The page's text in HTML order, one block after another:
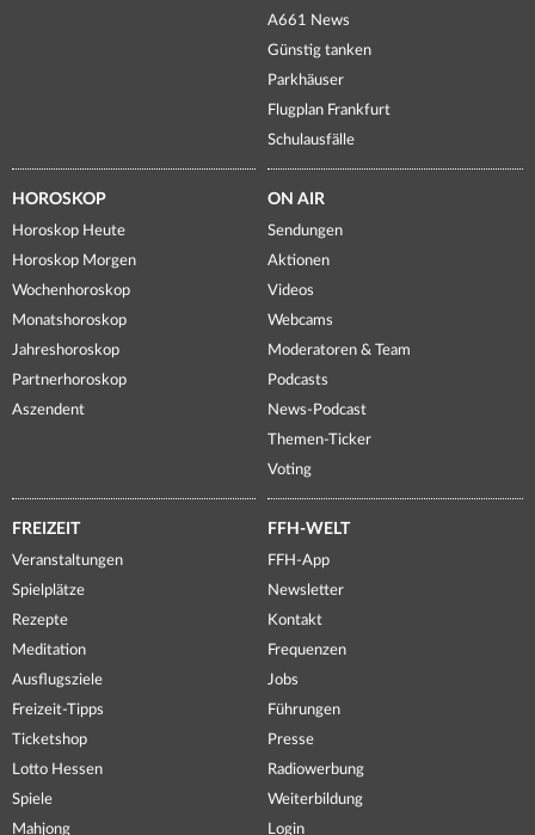
A661 News
Günstig tanken
Parkhäuser
Flugplan Frankfurt
Schulausfälle
HOROSKOP
Horoskop Heute
Horoskop Morgen
Wochenhoroskop
Monatshoroskop
Jahreshoroskop
Partnerhoroskop
Aszendent
ON AIR
Sendungen
Aktionen
Videos
Webcams
Moderatoren & Team
Podcasts
News-Podcast
Themen-Ticker
Voting
FREIZEIT
Veranstaltungen
Spielplätze
Rezepte
Meditation
Ausflugsziele
Freizeit-Tipps
Ticketshop
Lotto Hessen
Spiele
Mahjong
FFH-WELT
FFH-App
Newsletter
Kontakt
Frequenzen
Jobs
Führungen
Presse
Radiowerbung
Weiterbildung
Login